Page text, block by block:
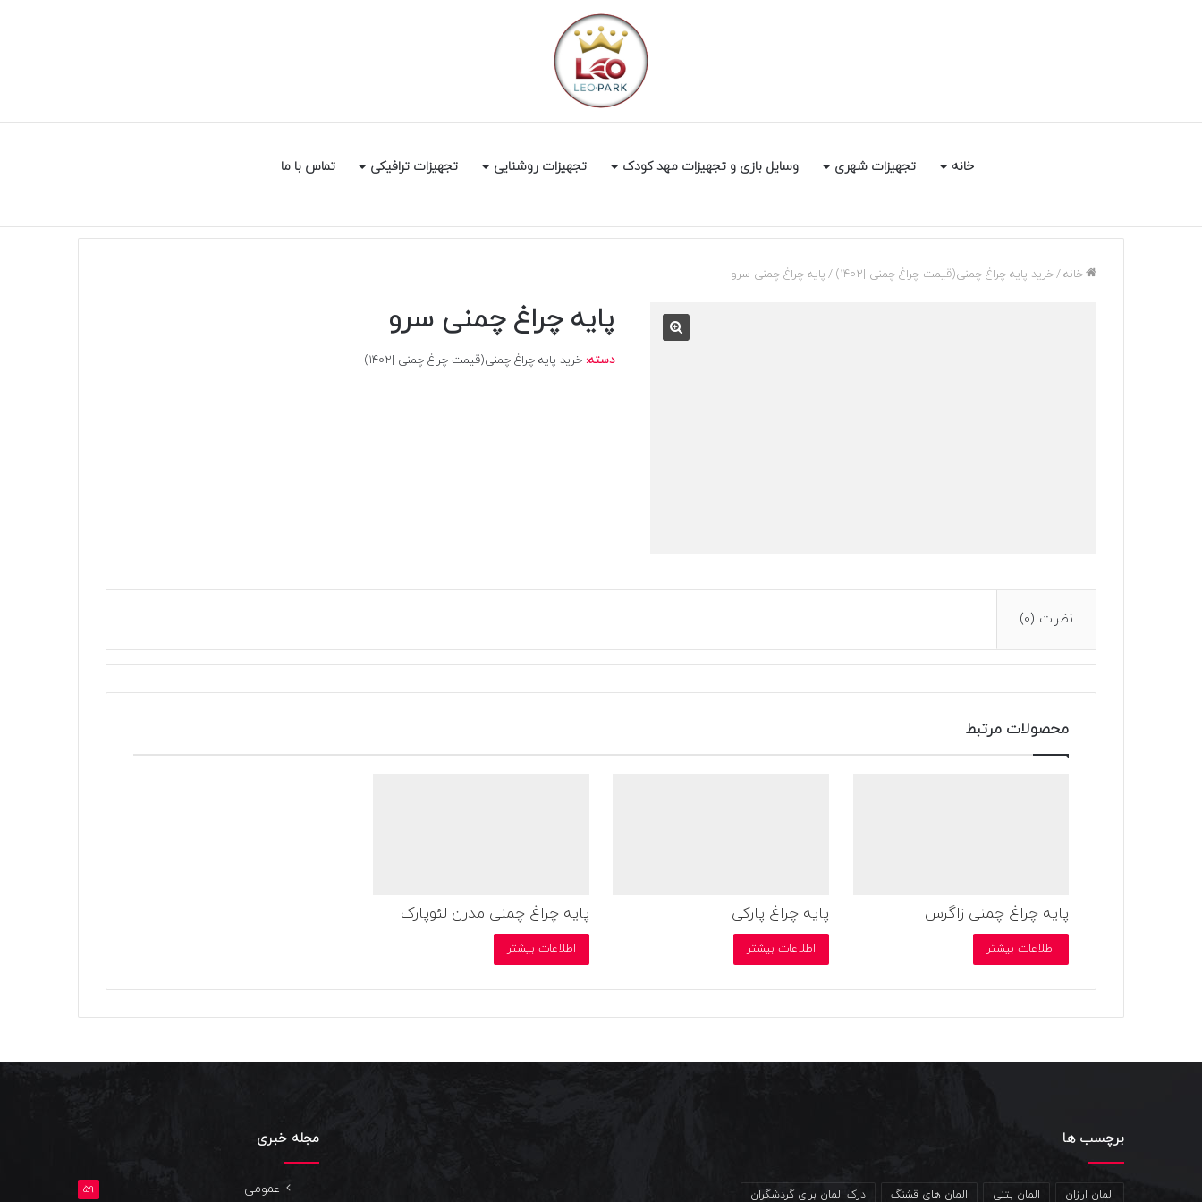
خانه تجهیزات شهری وسایل بازی و تجهیزات مهد کودک تجهیزات روشنایی تجهیزات ترافیکی تماس با ما
خانه/خرید پایه چراغ چمنی(قیمت چراغ چمنی |1402) / پایه چراغ چمنی سرو
پایه چراغ چمنی سرو
دسته: خرید پایه چراغ چمنی(قیمت چراغ چمنی |1402)
نظرات (0)
محصولات مرتبط
پایه چراغ چمنی زاگرس
اطلاعات بیشتر
پایه چراغ پارکی
اطلاعات بیشتر
پایه چراغ چمنی مدرن لئوپارک
اطلاعات بیشتر
برچسب ها
المان ارزان المان بتنی المان های قشنگ درک المان برای گردشگران
مجله خبری
عمومی 59